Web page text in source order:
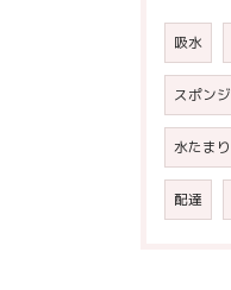
吸水
スポンジ
水たまり
配達